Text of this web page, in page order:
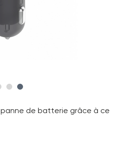
de batterie grâce à ce